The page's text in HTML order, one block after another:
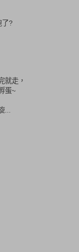
了?
就走，
蛋~
...